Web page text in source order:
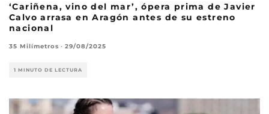
‘Cariñena, vino del mar’, ópera prima de Javier
Calvo arrasa en Aragón antes de su estreno
nacional
35 Milímetros · 29/08/2025
1 MINUTO DE LECTURA